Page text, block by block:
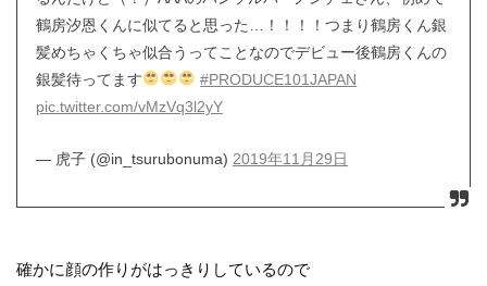
鶴房汐恩くんに似てると思った…！！！！つまり鶴房くん銀
髪めちゃくちゃ似合うってことなのでデビュー後鶴房くんの
銀髪待ってます
#PRODUCE101JAPAN
pic.twitter.com/vMzVq3l2yY
— 虎子 (@in_tsurubonuma) 2019年11月29日
確かに顔の作りがはっきりしているので